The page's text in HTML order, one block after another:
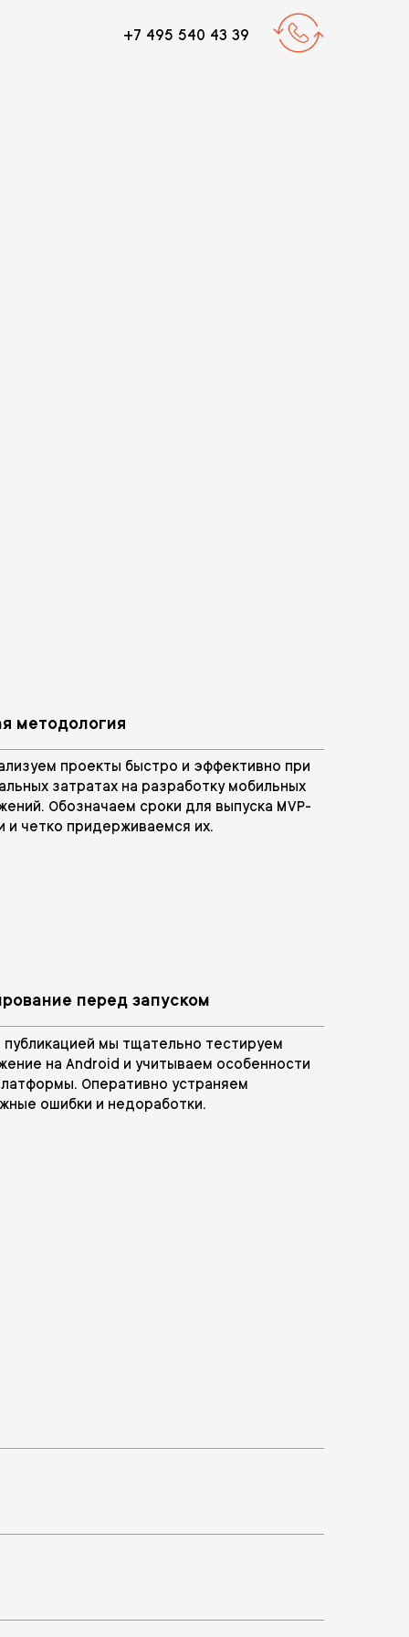
+7 495 540 43 39
методология
проекты быстро и эффективно при
затратах на разработку мобильных
Обозначаем сроки для выпуска MVP-
и четко придерживаемся их.
перед запуском
мы тщательно тестируем
на Android и учитываем особенности
Оперативно устраняем
ошибки и недоработки.